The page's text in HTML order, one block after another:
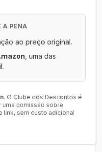
A PENA
ao preço original.
, uma das
. O Clube dos Descontos é
comissão sobre
link, sem custo adicional